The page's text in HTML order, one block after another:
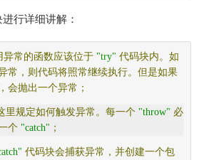
行详细讲解：
异常的函数应该位于 "try" 代码块内。如
常，则代码将照常继续执行。但是如果
会抛出一个异常；
里规定如何触发异常。每一个 "throw" 必
个 "catch" ；
代码块会捕获异常，并创建一个包